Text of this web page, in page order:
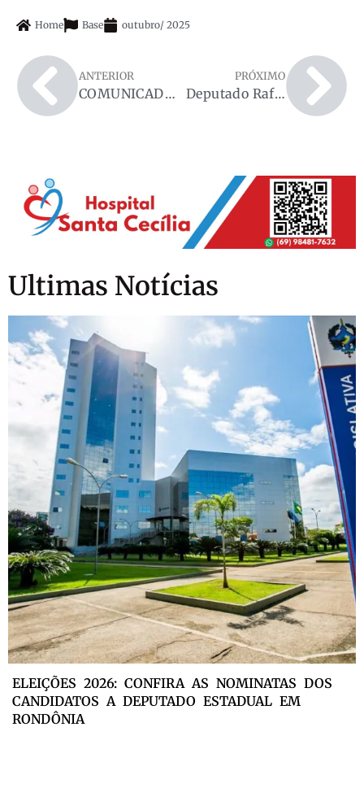
Home Base outubro/ 2025
ANTERIOR
COMUNICADO DE RECEBIMENTO DE RECURSOS – ASPRUNE
PRÓXIMO
Deputado Rafael Fera anuncia 200 casas do programa “Minha Casa, Minha Vida” para Ariquemes
Ultimas Notícias
ELEIÇÕES 2026: CONFIRA AS NOMINATAS DOS
CANDIDATOS A DEPUTADO ESTADUAL EM
RONDÔNIA